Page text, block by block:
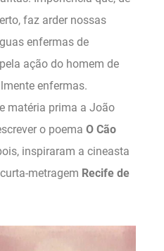
faz arder nossas
enfermas de
ação do homem de
enfermas.
matéria prima a João
o poema O Cão
inspiraram a cineasta
metragem Recife de